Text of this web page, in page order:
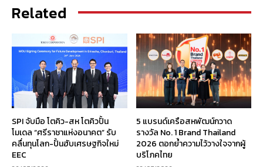
Related
SPI จับมือ โตคิว-สห โตคิวปั้น
โมเดล “ศรีราชาแห่งอนาคต” รับ
คลื่นทุนโลก-ปั้นฮับเศรษฐกิจใหม่
EEC
5 แบรนด์เครือสหพัฒน์กวาด
รางวัล No. 1 Brand Thailand
2026 ตอกย้ำความไว้วางใจจากผู้
บริโภคไทย